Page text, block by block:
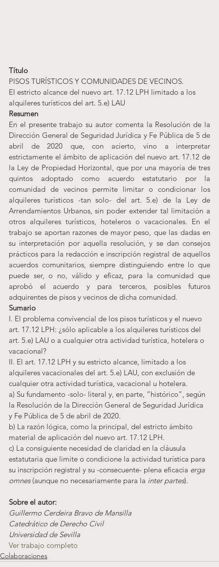
Título
PISOS TURÍSTICOS Y COMUNIDADES DE VECINOS.
El estricto alcance del nuevo art. 17.12 LPH limitado a los
alquileres turísticos del art. 5.e) LAU
Resumen
En el presente trabajo su autor comenta la Resolución de la
Dirección General de Seguridad Jurídica y Fe Pública de 5 de
abril de 2020 que, con acierto, vino a interpretar
estrictamente el ámbito de aplicación del nuevo art. 17.12 de
la Ley de Propiedad Horizontal, que por una mayoría de tres
quintos adoptado como acuerdo estatutario por la
comunidad de vecinos permite limitar o condicionar los
alquileres turísticos -tan solo- del art. 5.e) de la Ley de
Arrendamientos Urbanos, sin poder extender tal limitación a
otros alquileres turísticos, hoteleros o vacacionales. En el
trabajo se aportan razones de mayor peso, que las dadas en
su interpretación por aquella resolución, y se dan consejos
prácticos para la redacción e inscripción registral de aquellos
acuerdos comunitarios, siempre distinguiendo entre lo que
puede ser, o no, válido y eficaz, para la comunidad que
aprobó el acuerdo y para terceros, posibles futuros
adquirentes de pisos y vecinos de dicha comunidad.
Sumario
I. El problema convivencial de los pisos turísticos y el nuevo
art. 17.12 LPH: ¿sólo aplicable a los alquileres turísticos del
art. 5.e) LAU o a cualquier otra actividad turística, hotelera o
vacacional?
II. El art. 17.12 LPH y su estricto alcance, limitado a los
alquileres vacacionales del art. 5.e) LAU, con exclusión de
cualquier otra actividad turística, vacacional u hotelera.
a) Su fundamento -solo- literal y, en parte, “histórico”, según
la Resolución de la Dirección General de Seguridad Jurídica
y Fe Pública de 5 de abril de 2020.
b) La razón lógica, como la principal, del estricto ámbito
material de aplicación del nuevo art. 17.12 LPH.
c) La consiguiente necesidad de claridad en la cláusula
estatutaria que limite o condicione la actividad turística para
su inscripción registral y su -consecuente- plena eficacia erga
omnes (aunque no necesariamente para la inter partes).
Sobre el autor:
Guillermo Cerdeira Bravo de Mansilla
Catedrático de Derecho Civil
Universidad de Sevilla
Ver trabajo completo
Colaboraciones